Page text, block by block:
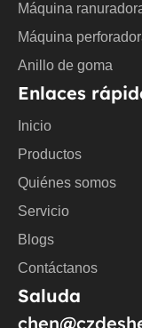
Máquina
Máquina
Anillo de goma
Enlaces
Inicio
Productos
Quiénes somos
Servicio
Blogs
Contáctanos
Saluda